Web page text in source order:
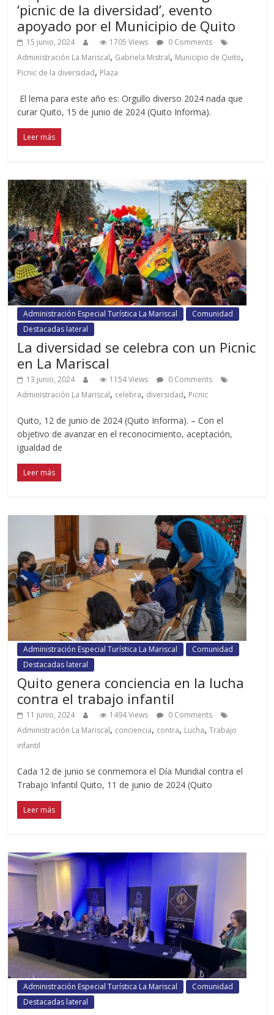
‘picnic de la diversidad’, evento
apoyado por el Municipio de Quito
15 junio, 2024 1705 Views
0 Comments
Administración La Mariscal, Gabriela Mistral, Municipio de Quito,
Picnic de la diversidad, Plaza
El lema para este año es: Orgullo diverso 2024 nada que
curar Quito, 15 de junio de 2024 (Quito Informa).
Leer más
Administración Especial Turística La Mariscal
Comunidad
Destacadas lateral
La diversidad se celebra con un Picnic
en La Mariscal
13 junio, 2024 1154 Views
0 Comments
Administración La Mariscal, celebra, diversidad, Picnic
Quito, 12 de junio de 2024 (Quito Informa). – Con el
objetivo de avanzar en el reconocimiento, aceptación,
igualdad de
Leer más
Administración Especial Turística La Mariscal
Comunidad
Destacadas lateral
Quito genera conciencia en la lucha
contra el trabajo infantil
11 junio, 2024 1494 Views
0 Comments
Administración La Mariscal, conciencia, contra, Lucha,Trabajo
infantil
Cada 12 de junio se conmemora el Día Mundial contra el
Trabajo Infantil Quito, 11 de junio de 2024 (Quito
Leer más
Administración Especial Turística La Mariscal
Comunidad
Destacadas lateral